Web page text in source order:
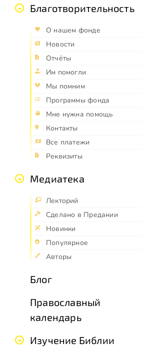
Благотворительность
О нашем фонде
Новости
Отчёты
Им помогли
Мы помним
Программы фонда
Мне нужна помощь
Контакты
Все платежи
Реквизиты
Медиатека
Лекторий
Сделано в Предании
Новинки
Популярное
Авторы
Блог
Православный
календарь
Изучение Библии